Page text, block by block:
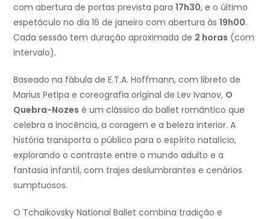
com abertura de portas prevista para 17h30, e o último
espetáculo no dia 16 de janeiro com abertura às 19h00.
Cada sessão tem duração aproximada de 2 horas (com
intervalo).
Baseado na fábula de E.T.A. Hoffmann, com libreto de
Marius Petipa e coreografia original de Lev Ivanov, O
Quebra-Nozes é um clássico do ballet romântico que
celebra a inocência, a coragem e a beleza interior. A
história transporta o público para o espírito natalício,
explorando o contraste entre o mundo adulto e a
fantasia infantil, com trajes deslumbrantes e cenários
sumptuosos.
O Tchaikovsky National Ballet combina tradição e